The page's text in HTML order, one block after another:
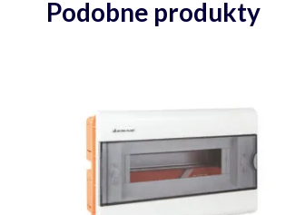
Podobne produkty